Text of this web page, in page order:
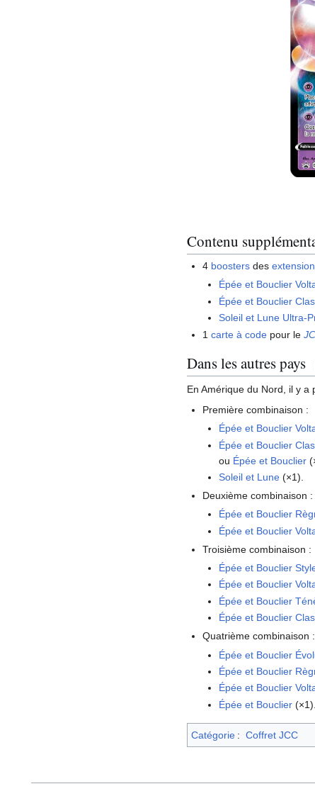
Contenu
4 boosters des
Épée et Bouclier
Épée et Bouclier
Soleil et Lune Ultra-
1carte à code pour le
Dans les autres pays
En Amérique du Nord, il y a
Première combinaison :
Épée et Bouclier
Épée et Bouclier
ou Épée et Bouclier
Soleil et Lune(×1).
Deuxième combinaison :
Épée et Bouclier
Épée et Bouclier
Troisième combinaison :
Épée et Bouclier
Épée et Bouclier
Épée et Bouclier
Épée et Bouclier
Quatrième combinaison :
Épée et Bouclier
Épée et Bouclier
Épée et Bouclier
Épée et Bouclier(×1).
Catégorie : Coffret JCC